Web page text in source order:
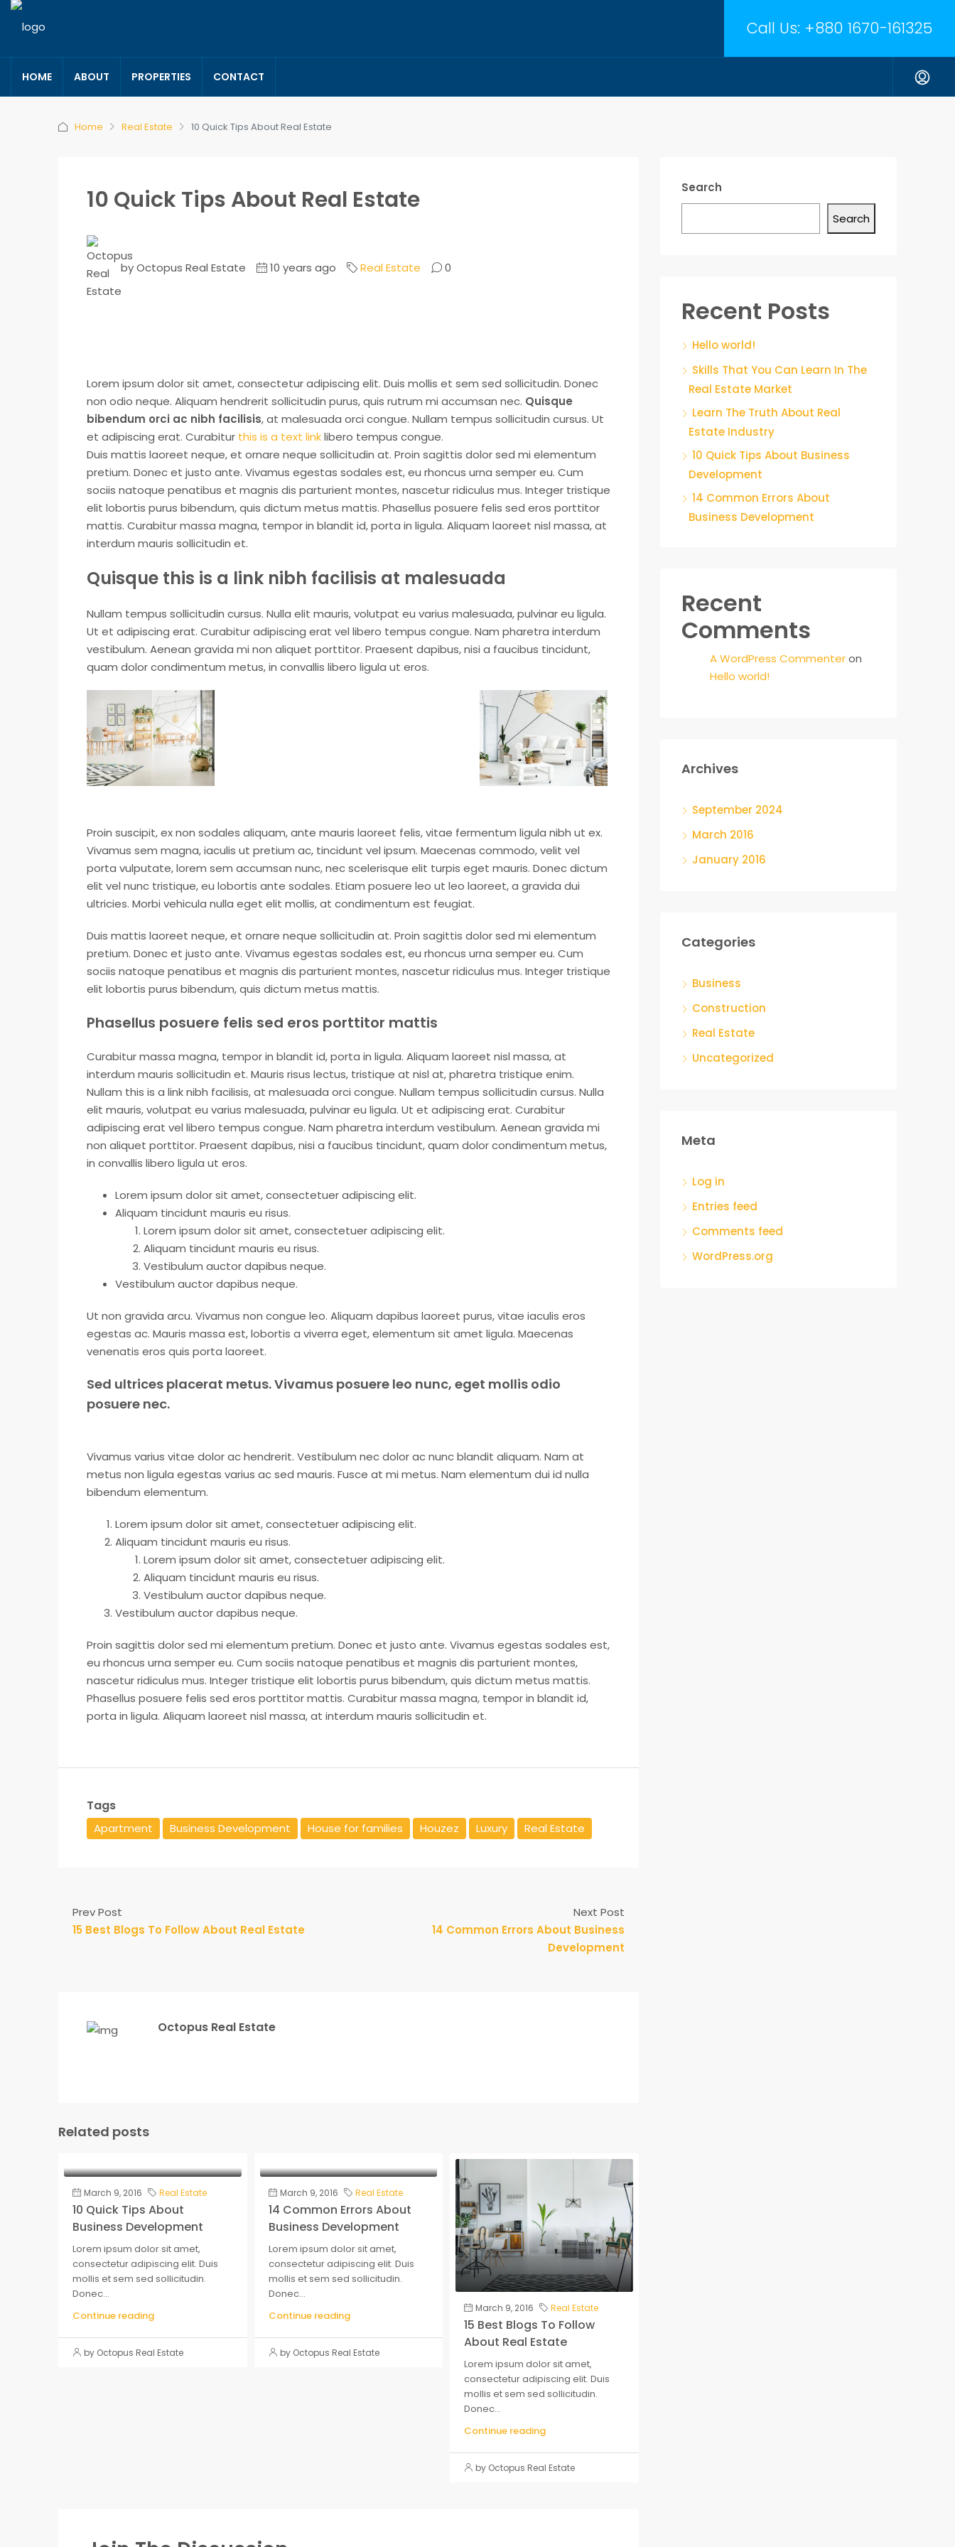
Call Us: +880 1670-161325
HOME ABOUT PROPERTIES CONTACT
Home Real Estate 10 Quick Tips About Real Estate
10 Quick Tips About Real Estate
by Octopus Real Estate 10 years ago Real Estate 0
Lorem ipsum dolor sit amet, consectetur adipiscing elit. Duis mollis et sem sed sollicitudin. Donec
non odio neque. Aliquam hendrerit sollicitudin purus, quis rutrum mi accumsan nec. Quisque
bibendum orci ac nibh facilisis, at malesuada orci congue. Nullam tempus sollicitudin cursus. Ut
et adipiscing erat. Curabitur this is a text linklibero tempus congue.
Duis mattis laoreet neque, et ornare neque sollicitudin at. Proin sagittis dolor sed mi elementum
pretium. Donec et justo ante. Vivamus egestas sodales est, eu rhoncus urna semper eu. Cum
sociis natoque penatibus et magnis dis parturient montes, nascetur ridiculus mus. Integer tristique
elit lobortis purus bibendum, quis dictum metus mattis. Phasellus posuere felis sed eros porttitor
mattis. Curabitur massa magna, tempor in blandit id, porta in ligula. Aliquam laoreet nisl massa, at
interdum mauris sollicitudin et.
Quisque this is a link nibh facilisis at malesuada
Nullam tempus sollicitudin cursus. Nulla elit mauris, volutpat eu varius malesuada, pulvinar eu ligula.
Ut et adipiscing erat. Curabitur adipiscing erat vel libero tempus congue. Nam pharetra interdum
vestibulum. Aenean gravida mi non aliquet porttitor. Praesent dapibus, nisi a faucibus tincidunt,
quam dolor condimentum metus, in convallis libero ligula ut eros.
Proin suscipit, ex non sodales aliquam, ante mauris laoreet felis, vitae fermentum ligula nibh ut ex.
Vivamus sem magna, iaculis ut pretium ac, tincidunt vel ipsum. Maecenas commodo, velit vel
porta vulputate, lorem sem accumsan nunc, nec scelerisque elit turpis eget mauris. Donec dictum
elit vel nunc tristique, eu lobortis ante sodales. Etiam posuere leo ut leo laoreet, a gravida dui
ultricies. Morbi vehicula nulla eget elit mollis, at condimentum est feugiat.
Duis mattis laoreet neque, et ornare neque sollicitudin at. Proin sagittis dolor sed mi elementum
pretium. Donec et justo ante. Vivamus egestas sodales est, eu rhoncus urna semper eu. Cum
sociis natoque penatibus et magnis dis parturient montes, nascetur ridiculus mus. Integer tristique
elit lobortis purus bibendum, quis dictum metus mattis.
Phasellus posuere felis sed eros porttitor mattis
Curabitur massa magna, tempor in blandit id, porta in ligula. Aliquam laoreet nisl massa, at
interdum mauris sollicitudin et. Mauris risus lectus, tristique at nisl at, pharetra tristique enim.
Nullam this is a link nibh facilisis, at malesuada orci congue. Nullam tempus sollicitudin cursus. Nulla
elit mauris, volutpat eu varius malesuada, pulvinar eu ligula. Ut et adipiscing erat. Curabitur
adipiscing erat vel libero tempus congue. Nam pharetra interdum vestibulum. Aenean gravida mi
non aliquet porttitor. Praesent dapibus, nisi a faucibus tincidunt, quam dolor condimentum metus,
in convallis libero ligula ut eros.
Lorem ipsum dolor sit amet, consectetuer adipiscing elit.
Aliquam tincidunt mauris eu risus.
Lorem ipsum dolor sit amet, consectetuer adipiscing elit.
Aliquam tincidunt mauris eu risus.
Vestibulum auctor dapibus neque.
Vestibulum auctor dapibus neque.
Ut non gravida arcu. Vivamus non congue leo. Aliquam dapibus laoreet purus, vitae iaculis eros
egestas ac. Mauris massa est, lobortis a viverra eget, elementum sit amet ligula. Maecenas
venenatis eros quis porta laoreet.
Sed ultrices placerat metus. Vivamus posuere leo nunc, eget mollis odio
posuere nec.
Vivamus varius vitae dolor ac hendrerit. Vestibulum nec dolor ac nunc blandit aliquam. Nam at
metus non ligula egestas varius ac sed mauris. Fusce at mi metus. Nam elementum dui id nulla
bibendum elementum.
Lorem ipsum dolor sit amet, consectetuer adipiscing elit.
Aliquam tincidunt mauris eu risus.
Lorem ipsum dolor sit amet, consectetuer adipiscing elit.
Aliquam tincidunt mauris eu risus.
Vestibulum auctor dapibus neque.
Vestibulum auctor dapibus neque.
Proin sagittis dolor sed mi elementum pretium. Donec et justo ante. Vivamus egestas sodales est,
eu rhoncus urna semper eu. Cum sociis natoque penatibus et magnis dis parturient montes,
nascetur ridiculus mus. Integer tristique elit lobortis purus bibendum, quis dictum metus mattis.
Phasellus posuere felis sed eros porttitor mattis. Curabitur massa magna, tempor in blandit id,
porta in ligula. Aliquam laoreet nisl massa, at interdum mauris sollicitudin et.
Tags
Apartment Business Development House for families Houzez Luxury Real Estate
Prev Post
15 Best Blogs To Follow About Real Estate
Next Post
14 Common Errors About Business
Development
Octopus Real Estate
Related posts
March 9, 2016 Real Estate
10 Quick Tips About
Business Development
Lorem ipsum dolor sit amet,
consectetur adipiscing elit. Duis
mollis et sem sed sollicitudin.
Donec...
Continue reading
by Octopus Real Estate
March 9, 2016 Real Estate
14 Common Errors About
Business Development
Lorem ipsum dolor sit amet,
consectetur adipiscing elit. Duis
mollis et sem sed sollicitudin.
Donec...
Continue reading
by Octopus Real Estate
March 9, 2016 Real Estate
15 Best Blogs To Follow
About Real Estate
Lorem ipsum dolor sit amet,
consectetur adipiscing elit. Duis
mollis et sem sed sollicitudin.
Donec...
Continue reading
by Octopus Real Estate
Search
Search
Recent Posts
Hello world!
Skills That You Can Learn In The
Real Estate Market
Learn The Truth About Real
Estate Industry
10 Quick Tips About Business
Development
14 Common Errors About
Business Development
Recent
Comments
A WordPress Commenteron
Hello world!
Archives
September 2024
March 2016
January 2016
Categories
Business
Construction
Real Estate
Uncategorized
Meta
Log in
Entries feed
Comments feed
WordPress.org